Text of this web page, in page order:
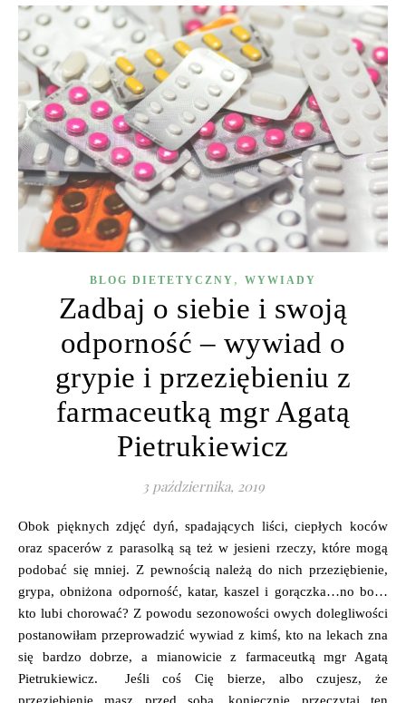
BLOG DIETETYCZNY , WYWIADY
Zadbaj o siebie i swoją
odporność – wywiad o
grypie i przeziębieniu z
farmaceutką mgr Agatą
Pietrukiewicz
3 października, 2019
Obok pięknych zdjęć dyń, spadających liści, ciepłych koców
oraz spacerów z parasolką są też w jesieni rzeczy, które mogą
podobać się mniej. Z pewnością należą do nich przeziębienie,
grypa, obniżona odporność, katar, kaszel i gorączka…no bo…
kto lubi chorować? Z powodu sezonowości owych dolegliwości
postanowiłam przeprowadzić wywiad z kimś, kto na lekach zna
się bardzo dobrze, a mianowicie z farmaceutką mgr Agatą
Pietrukiewicz. Jeśli coś Cię bierze, albo czujesz, że